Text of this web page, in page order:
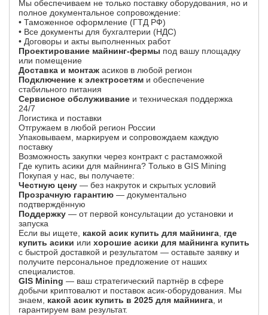
Мы обеспечиваем не только поставку оборудования, но и
полное документальное сопровождение:
• Таможенное оформление (ГТД РФ)
• Все документы для бухгалтерии (НДС)
• Договоры и акты выполненных работ
Проектирование майнинг-фермы под вашу площадку
или помещение
Доставка и монтаж асиков в любой регион
Подключение к электросетям и обеспечение
стабильного питания
Сервисное обслуживание и техническая поддержка
24/7
Логистика и поставки
Отгружаем в любой регион России
Упаковываем, маркируем и сопровождаем каждую
поставку
Возможность закупки через контракт с растаможкой
Где купить асики для майнинга? Только в GIS Mining
Покупая у нас, вы получаете:
Честную цену — без накруток и скрытых условий
Прозрачную гарантию — документально
подтверждённую
Поддержку — от первой консультации до установки и
запуска
Если вы ищете, какой асик купить для майнинга где
купить асики или хорошие асики для майнинга купить
с быстрой доставкой и результатом — оставьте заявку и
получите персональное предложение от наших
специалистов.
GIS Mining — ваш стратегический партнёр в сфере
добычи криптовалют и поставок асик-оборудования. Мы
знаем, какой асик купить в 2025 для майнинга , и
гарантируем вам результат.